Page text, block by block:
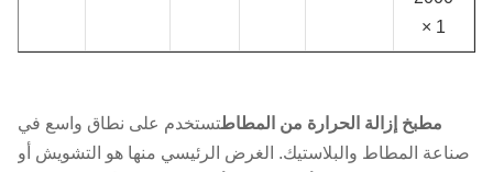
× 1
مطبخ إزالة الحرارة من المطاطتستخدم على نطاق واسع في
صناعة المطاط والبلاستيك. الغرض الرئيسي منها هو التشويش أو